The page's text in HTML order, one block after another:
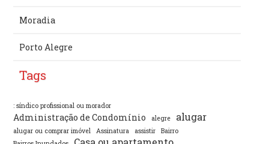
Moradia
Porto Alegre
Tags
: síndico profissional ou morador
Administração de Condomínio alegre alugar
alugar ou comprar imóvel Assinatura assistir
Bairro